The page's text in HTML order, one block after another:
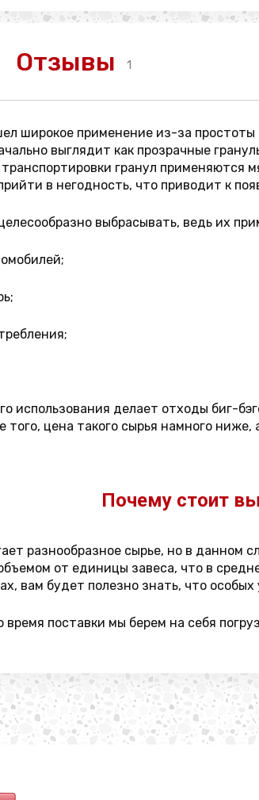
Отзывы 1
широкое применение из-за
выглядит как прозрачные
гранул применяются
в негодность, что приводит к
выбрасывать, ведь их
использования делает отходы биг-
цена такого сырья намного
Почему стоит
разнообразное сырье, но в данном
от единицы завеса, что в
вам будет полезно знать, что
время поставки мы берем на себя